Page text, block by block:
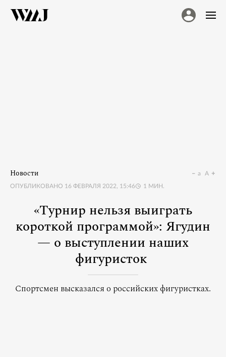
Новости
ОПУБЛИКОВАНО 16 ФЕВРАЛЯ 2022, 15:46 1 МИН.
a A
«Турнир нельзя выиграть
короткой программой»: Ягудин
— о выступлении наших
фигуристок
Спортсмен высказался о российских фигуристках.